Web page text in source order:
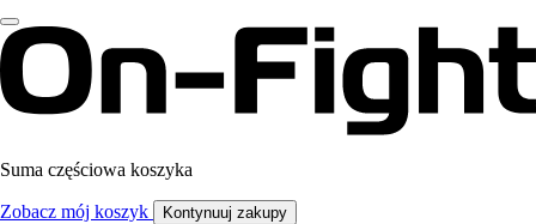
Suma częściowa koszyka
Zobacz mój koszyk Kontynuuj zakupy